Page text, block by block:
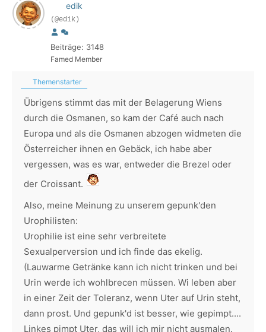
edik
(@edik)
Beiträge: 3148
Famed Member
Themenstarter
Übrigens stimmt das mit der Belagerung Wiens
durch die Osmanen, so kam der Café auch nach
Europa und als die Osmanen abzogen widmeten die
Österreicher ihnen en Gebäck, ich habe aber
vergessen, was es war, entweder die Brezel oder
der Croissant.
Also, meine Meinung zu unserem gepunk'den
Urophilisten:
Urophilie ist eine sehr verbreitete
Sexualperversion und ich finde das ekelig.
(Lauwarme Getränke kann ich nicht trinken und bei
Urin werde ich wohlbrecen müssen. Wi leben aber
in einer Zeit der Toleranz, wenn Uter auf Urin steht,
dann prost. Und gepunk'd ist besser, wie gepimpt....
Linkes pimpt Uter, das will ich mir nicht ausmalen.